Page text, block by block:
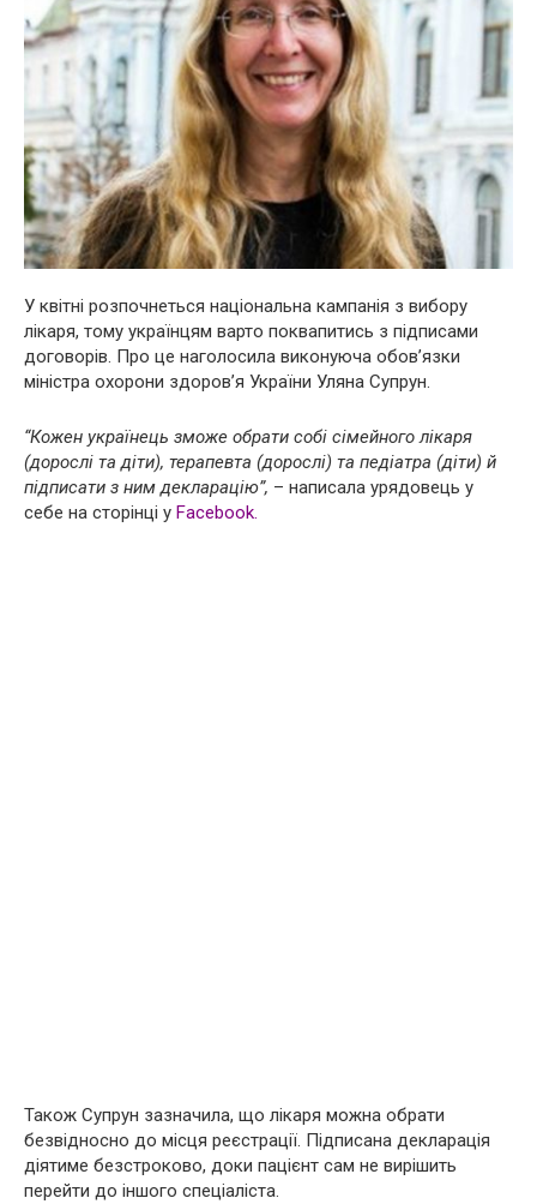
У квітні розпочнеться національна кампанія з вибору
лікаря, тому українцям варто поквапитись з підписами
договорів. Про це наголосила виконуюча обов’язки
міністра охорони здоров’я України Уляна Супрун.
“Кожен українець зможе обрати собі сімейного лікаря
(дорослі та діти), терапевта (дорослі) та педіатра (діти) й
підписати з ним декларацію”, – написала урядовець у
себе на сторінці у Facebook.
Також Супрун зазначила, що лікаря можна обрати
безвідносно до місця реєстрації. Підписана декларація
діятиме безстроково, доки пацієнт сам не вирішить
перейти до іншого спеціаліста.